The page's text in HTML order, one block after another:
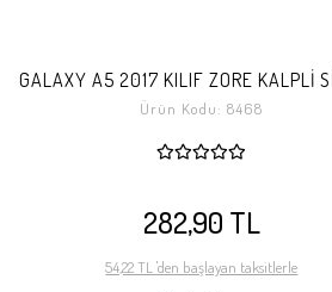
GALAXY A5 2017 KILIF ZORE KALPLİ
Ürün Kodu:8468
282,90 TL
54,22 TL 'den başlayan taksitlerle